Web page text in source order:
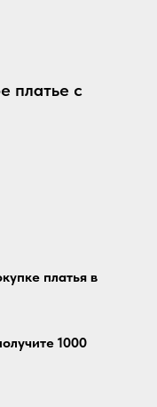
платье с
платья в
1000